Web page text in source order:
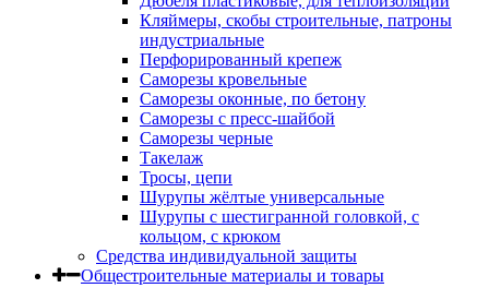
Кляймеры, скобы строительные, патроны
индустриальные
Перфорированный крепеж
Саморезы кровельные
Саморезы оконные, по бетону
Саморезы с пресс-шайбой
Саморезы черные
Такелаж
Тросы, цепи
Шурупы жёлтые универсальные
Шурупы с шестигранной головкой, с
кольцом, с крюком
Средства индивидуальной защиты
Общестроительные материалы и товары